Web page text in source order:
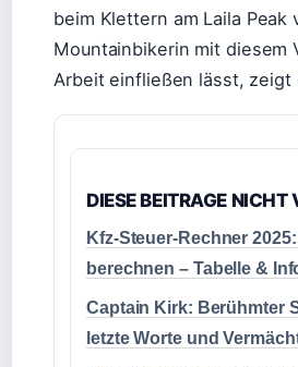
beim Klettern am Laila
Mountainbikerin mit diesem
Arbeit einfließen lässt,
DIESE BEITRAGE NICHT
Kfz-Steuer-Rechner
berechnen – Tabelle &
Captain Kirk: Berühmter
letzte Worte und